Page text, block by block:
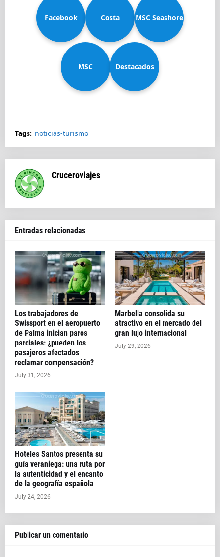
Facebook Costa
Diadema
MSC Seashore
MSC Destacados
Tags: noticias-turismo
Cruceroviajes
Entradas relacionadas
Los trabajadores de
Swissport en el aeropuerto
de Palma inician paros
parciales: ¿pueden los
pasajeros afectados
reclamar compensación?
July 31, 2026
Marbella consolida su
atractivo en el mercado del
gran lujo internacional
July 29, 2026
Hoteles Santos presenta su
guía veraniega: una ruta por
la autenticidad y el encanto
de la geografía española
July 24, 2026
Publicar un comentario